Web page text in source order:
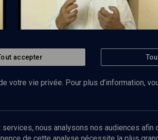
POLITIQUE
Tsahal a failli à sa tâche
newsletter
accepter
votre vie privée. Pour plus d’information,
nous analysons nos audiences afin